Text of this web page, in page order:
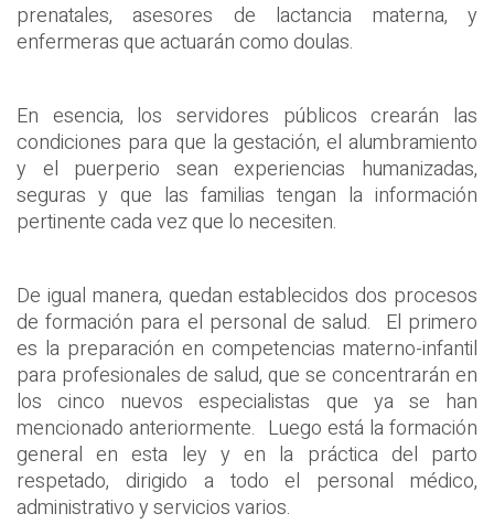
prenatales, asesores de lactancia materna, y
enfermeras que actuarán como doulas.
En esencia, los servidores públicos crearán las
condiciones para que la gestación, el alumbramiento
y el puerperio sean experiencias humanizadas,
seguras y que las familias tengan la información
pertinente cada vez que lo necesiten.
De igual manera, quedan establecidos dos procesos
de formación para el personal de salud. El primero
es la preparación en competencias materno-infantil
para profesionales de salud, que se concentrarán en
los cinco nuevos especialistas que ya se han
mencionado anteriormente. Luego está la formación
general en esta ley y en la práctica del parto
respetado, dirigido a todo el personal médico,
administrativo y servicios varios.